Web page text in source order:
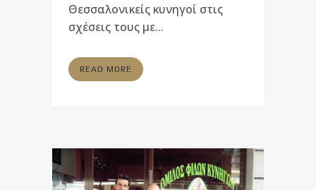
Θεσσαλονικείς κυνηγοί στις
σχέσεις τους με...
READ MORE